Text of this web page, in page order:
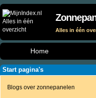
Alles in één
Home
Start pagina's
Blogs over zonnepanelen